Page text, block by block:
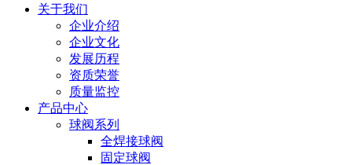
关于我们
企业介绍
企业文化
发展历程
资质荣誉
质量监控
产品中心
球阀系列
全焊接球阀
固定球阀